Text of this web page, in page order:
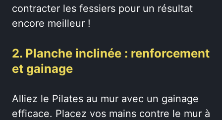
contracter les fessiers pour un résultat
encore meilleur !
2. Planche inclinée : renforcement
et gainage
Alliez le Pilates au mur avec un gainage
efficace. Placez vos mains contre le mur à